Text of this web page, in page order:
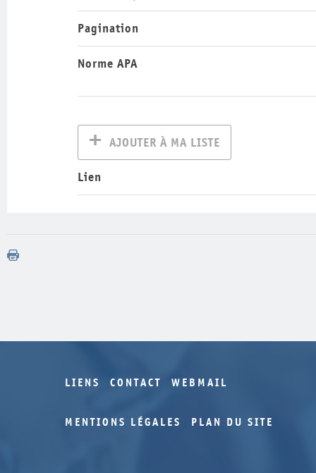
Pagination
Norme APA
AJOUTER À MA LISTE
Lien
LIENS CONTACT WEBMAIL
MENTIONS LÉGALES PLAN DU SITE